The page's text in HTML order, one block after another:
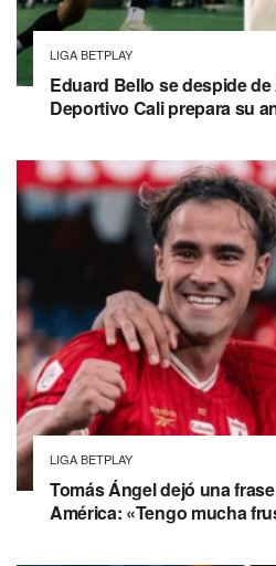
LIGA BETPLAY
Eduard Bello se despide
Deportivo Cali prepara su
LIGA BETPLAY
Tomás Ángel dejó una
América: «Tengo mucha